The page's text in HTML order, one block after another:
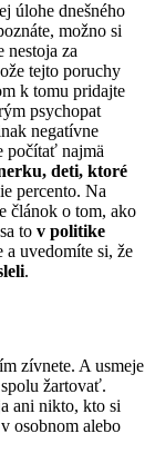
úlohe dnešného
možno si
nestoja za
tejto poruchy
k tomu pridajte
psychopat
negatívne
počítať najmä
deti, ktoré
percento. Na
článok o tom, ako
to v politike
a uvedomíte si, že
.
zívnete. A usmeje
žartovať.
ani nikto, kto si
osobnom alebo